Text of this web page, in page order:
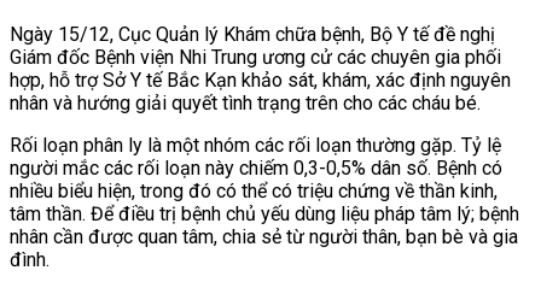
Ngày 15/12, Cục Quản lý Khám chữa bệnh, Bộ Y tế đề nghị
Giám đốc Bệnh viện Nhi Trung ương cử các chuyên gia phối
hợp, hỗ trợ Sở Y tế Bắc Kạn khảo sát, khám, xác định nguyên
nhân và hướng giải quyết tình trạng trên cho các cháu bé.
Rối loạn phân ly là một nhóm các rối loạn thường gặp. Tỷ lệ
người mắc các rối loạn này chiếm 0,3-0,5% dân số. Bệnh có
nhiều biểu hiện, trong đó có thể có triệu chứng về thần kinh,
tâm thần. Để điều trị bệnh chủ yếu dùng liệu pháp tâm lý; bệnh
nhân cần được quan tâm, chia sẻ từ người thân, bạn bè và gia
đình.